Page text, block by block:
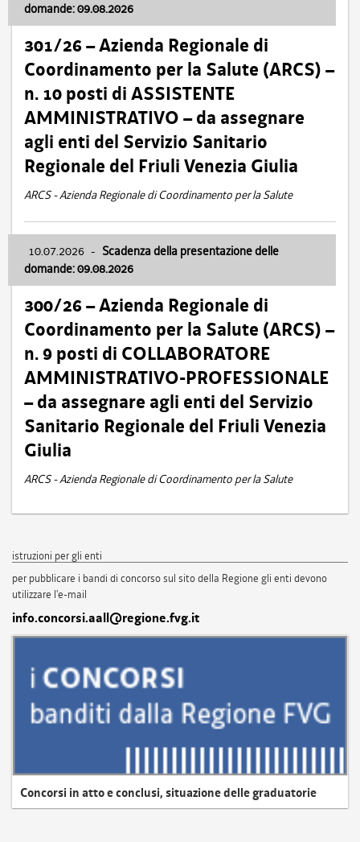
domande: 09.08.2026
301/26 – Azienda Regionale di
Coordinamento per la Salute (ARCS) –
n. 10 posti di ASSISTENTE
AMMINISTRATIVO – da assegnare
agli enti del Servizio Sanitario
Regionale del Friuli Venezia Giulia
ARCS - Azienda Regionale di Coordinamento per la Salute
10.07.2026 - Scadenza della presentazione delle
domande: 09.08.2026
300/26 – Azienda Regionale di
Coordinamento per la Salute (ARCS) –
n. 9 posti di COLLABORATORE
AMMINISTRATIVO-PROFESSIONALE
– da assegnare agli enti del Servizio
Sanitario Regionale del Friuli Venezia
Giulia
ARCS - Azienda Regionale di Coordinamento per la Salute
istruzioni per gli enti
per pubblicare i bandi di concorso sul sito della Regione gli enti devono
utilizzare l'e-mail
info.concorsi.aall@regione.fvg.it
Concorsi in atto e conclusi, situazione delle graduatorie